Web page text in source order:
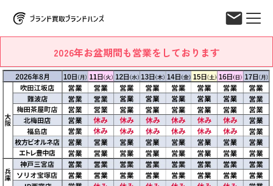
2026年お盆期間も営業をしております